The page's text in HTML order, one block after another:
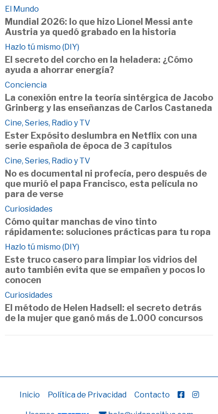
El Mundo
Mundial 2026: lo que hizo Lionel Messi ante
Austria ya quedó grabado en la historia
Hazlo tú mismo (DIY)
El secreto del corcho en la heladera: ¿Cómo
ayuda a ahorrar energía?
Conciencia
La conexión entre la teoría sintérgica de Jacobo
Grinberg y las enseñanzas de Carlos Castaneda
Cine, Series, Radio y TV
Ester Expósito deslumbra en Netflix con una
serie española de época de 3 capítulos
Cine, Series, Radio y TV
No es documental ni profecía, pero después de
que murió el papa Francisco, esta película no
para de verse
Curiosidades
Cómo quitar manchas de vino tinto
rápidamente: soluciones prácticas para tu ropa
Hazlo tú mismo (DIY)
Este truco casero para limpiar los vidrios del
auto también evita que se empañen y pocos lo
conocen
Curiosidades
El método de Helen Hadsell: el secreto detrás
de la mujer que ganó más de 1.000 concursos
Inicio Política de Privacidad Contacto